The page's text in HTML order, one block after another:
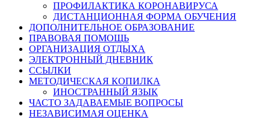
ПРОФИЛАКТИКА КОРОНАВИРУСА
ДИСТАНЦИОННАЯ ФОРМА ОБУЧЕНИЯ
ДОПОЛНИТЕЛЬНОЕ ОБРАЗОВАНИЕ
ПРАВОВАЯ ПОМОЩЬ
ОРГАНИЗАЦИЯ ОТДЫХА
ЭЛЕКТРОННЫЙ ДНЕВНИК
ССЫЛКИ
МЕТОДИЧЕСКАЯ КОПИЛКА
ИНОСТРАННЫЙ ЯЗЫК
ЧАСТО ЗАДАВАЕМЫЕ ВОПРОСЫ
НЕЗАВИСИМАЯ ОЦЕНКА